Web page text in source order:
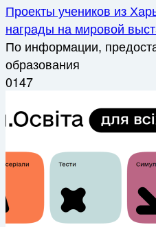
Проекты учеников из
награды на мировой
По информации,
образования
0147